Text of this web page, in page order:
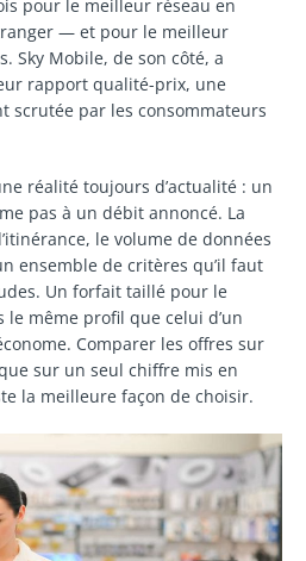
pour le meilleur réseau en
— et pour le meilleur
Sky Mobile, de son côté, a
rapport qualité-prix, une
scrutée par les consommateurs
réalité toujours d’actualité : un
pas à un débit annoncé. La
le volume de données
ensemble de critères qu’il faut
Un forfait taillé pour le
le même profil que celui d’un
Comparer les offres sur
sur un seul chiffre mis en
la meilleure façon de choisir.